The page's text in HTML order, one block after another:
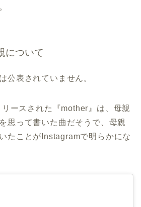
について
公表されていません。
ースされた『mother』は、母親
思って書いた曲だそうで、母親
たことがInstagramで明らかにな